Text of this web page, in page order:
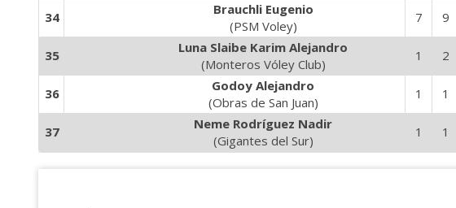
34
Brauchli Eugenio
(PSM Voley)
7 9
35
Luna Slaibe Karim Alejandro
(Monteros Vóley Club)
1 2
36
Godoy Alejandro
(Obras de San Juan)
1 1
37
Neme Rodríguez Nadir
(Gigantes del Sur)
1 1